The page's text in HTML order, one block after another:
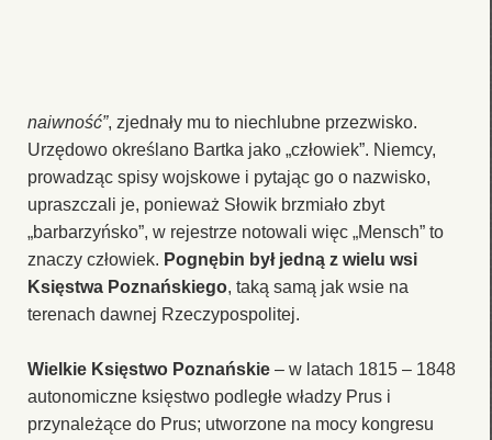
naiwność”, zjednały mu to niechlubne przezwisko.
Urzędowo określano Bartka jako „człowiek”. Niemcy,
prowadząc spisy wojskowe i pytając go o nazwisko,
upraszczali je, ponieważ Słowik brzmiało zbyt
„barbarzyńsko”, w rejestrze notowali więc „Mensch” to
znaczy człowiek. Pognębin był jedną z wielu wsi
Księstwa Poznańskiego, taką samą jak wsie na
terenach dawnej Rzeczypospolitej.
Wielkie Księstwo Poznańskie – w latach 1815 – 1848
autonomiczne księstwo podległe władzy Prus i
przynależące do Prus; utworzone na mocy kongresu